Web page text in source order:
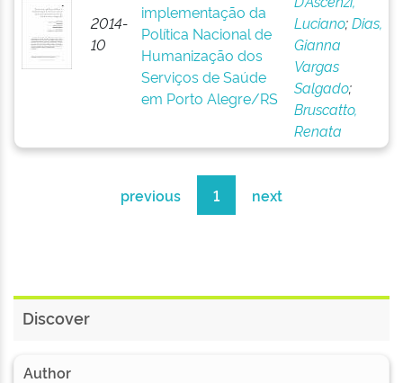
2014-
10
implementação da
Política Nacional de
Humanização dos
Serviços de Saúde
em Porto Alegre/RS
Luciano;Dias,
Gianna
Vargas
Salgado;
Bruscatto,
Renata
previous 1 next
Discover
Author